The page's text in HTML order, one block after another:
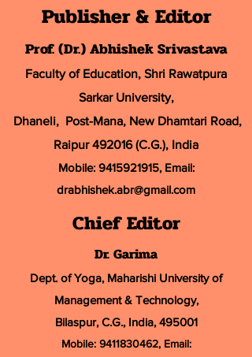
Publisher & Editor
Prof. (Dr.) Abhishek Srivastava
Faculty of Education, Shri Rawatpura
Sarkar University,
Dhaneli, Post-Mana, New Dhamtari Road,
Raipur 492016 (C.G.), India
Mobile: 9415921915, Email:
drabhishek.abr@gmail.com
Chief Editor
Dr. Garima
Dept. of Yoga, Maharishi University of
Management & Technology,
Bilaspur, C.G., India, 495001
Mobile: 9411830462, Email: